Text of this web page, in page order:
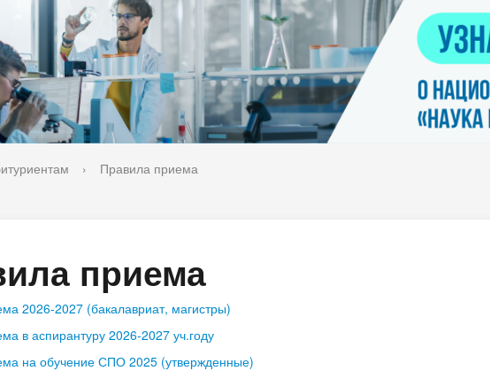
Библиотека
Контакты
Оценка качества образования
Нацпроект
совет
Единое окно по решению вопросов
поддержки молодых студенческих
семей и матерей (отцов) с детьми
› Правила приема
приема
2026-2027 (бакалавриат, магистры)
в аспирантуру 2026-2027 уч.году
на обучение СПО 2025 (утвержденные)